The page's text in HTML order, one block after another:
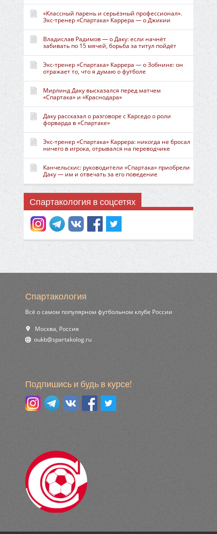
«Классный парень и серьёзный профессионал».
Экс-тренер «Спартака» Каррера — о Джикии
Владислав Радимов — о Даку: если начнёт
забивать по 15 мячей, борьба за титул пойдёт
Экс-тренер «Спартака» Каррера — о Зобнине: он
отражает то, что я думаю о футболе
Мирлинд Даку высказался перед матчем
«Спартака» и «Краснодара»
Даку рассказал о разговоре с Карседо о роли
форварда в «Спартаке»
Экс-тренер «Спартака» Каррера: никогда не бросал
ничего в игрока, отрывался на переводчике
Канчельскис: руководители «Спартака» приобрели
Даку — им и отвечать за его поведение
Спартакология в соцсетях
Спартакология
Всё о самом популярном футбольном клубе России
Москва, Россия
ur.golokatraps@bkuo
Подпишись и будь в курсе!